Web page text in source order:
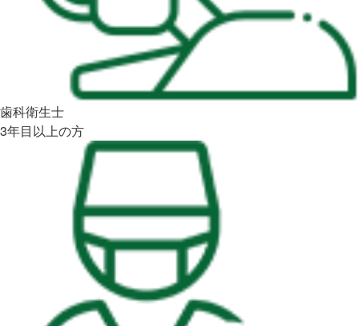
歯科衛生士
3年目以上の方